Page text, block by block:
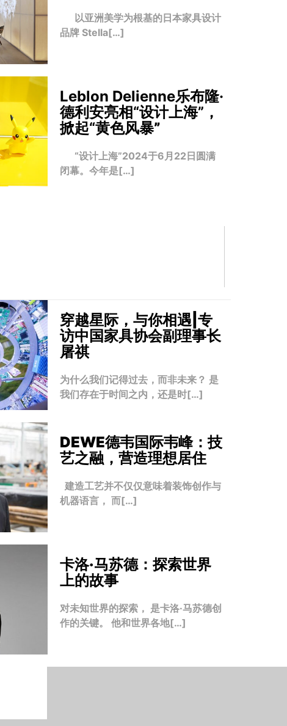
以亚洲美学为根基的日本家具设计
品牌 Stella[…]
Leblon Delienne乐布隆·
德利安亮相“设计上海”，
掀起“黄色风暴”
“设计上海”2024于6月22日圆满
闭幕。今年是[…]
穿越星际，与你相遇|专
访中国家具协会副理事长
屠祺
为什么我们记得过去，而非未来？ 是
我们存在于时间之内，还是时[…]
DEWE德韦国际韦峰：技
艺之融，营造理想居住
建造工艺并不仅仅意味着装饰创作与
机器语言， 而[…]
卡洛·马苏德：探索世界
上的故事
对未知世界的探索， 是卡洛·马苏德创
作的关键。 他和世界各地[…]